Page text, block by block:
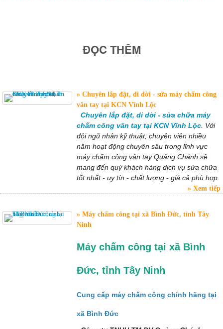
ĐỌC THÊM
Chuyên lắp đặt, di dời - sửa máy chấm công
vân tay tại KCN Vĩnh Lộc
Chuyên lắp đặt, di dời - sửa chữa máy
chấm công vân tay tại KCN Vĩnh Lộc . Với
đội ngũ nhân kỹ thuật, chuyên viên nhiều
năm hoạt động chuyên sâu trong lĩnh vực
máy chấm công vân tay Quảng Chánh sẽ
mang đến quý khách hàng dịch vụ sửa chữa
tốt nhất - uy tín - chất lượng - giá cả phù hợp.
Xem tiếp
Máy chấm công tại xã Bình Đức, tỉnh Tây
Ninh
Máy chấm công tại xã Bình
Đức, tỉnh Tây Ninh
Cung cấp máy chấm công chính hãng tại
xã Bình Đức